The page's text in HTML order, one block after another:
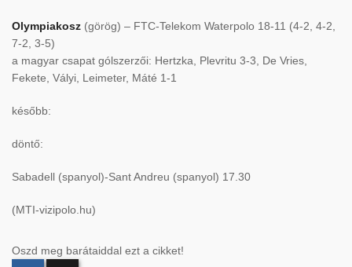
Olympiakosz (görög) – FTC-Telekom Waterpolo 18-11 (4-2, 4-2,
7-2, 3-5)
a magyar csapat gólszerzői: Hertzka, Plevritu 3-3, De Vries,
Fekete, Vályi, Leimeter, Máté 1-1
később:
döntő:
Sabadell (spanyol)-Sant Andreu (spanyol) 17.30
(MTI-vizipolo.hu)
Oszd meg barátaiddal ezt a cikket!